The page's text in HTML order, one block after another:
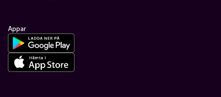
Appar